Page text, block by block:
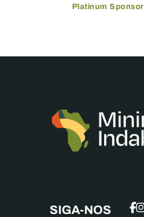
Platinum Sponsor
SIGA-NOS